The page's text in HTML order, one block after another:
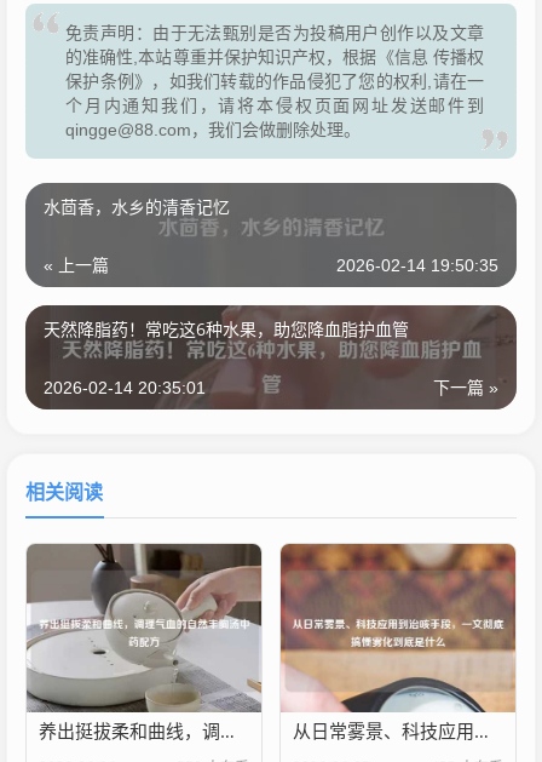
免责声明：由于无法甄别是否为投稿用户创作以及文章
的准确性,本站尊重并保护知识产权，根据《信息 传播权
保护条例》，如我们转载的作品侵犯了您的权利,请在一
个月内通知我们，请将本侵权页面网址发送邮件到
qingge@88.com，我们会做删除处理。
水茴香，水乡的清香记忆
« 上一篇 2026-02-14 19:50:35
天然降脂药！常吃这6种水果，助您降血脂护血管
下一篇 »
2026-02-14 20:35:01
相关阅读
养出挺拔柔和曲线，调理气血的自然丰胸汤中药配方 从日常雾景、科技应用到治咳手段，一文彻底搞懂雾化到底是什么